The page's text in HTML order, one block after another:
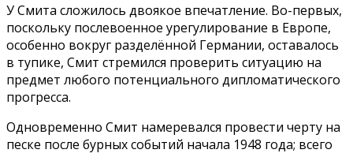
У Смита сложилось двоякое впечатление. Во-первых,
поскольку послевоенное урегулирование в Европе,
особенно вокруг разделённой Германии, оставалось
в тупике, Смит стремился проверить ситуацию на
предмет любого потенциального дипломатического
прогресса.
Одновременно Смит намеревался провести черту на
песке после бурных событий начала 1948 года; всего